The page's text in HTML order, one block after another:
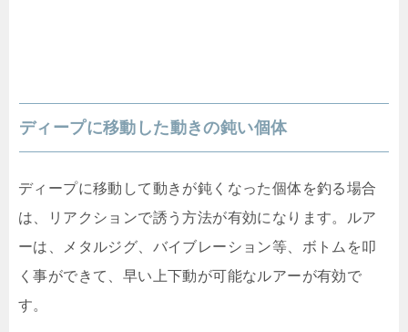
ディープに移動した動きの鈍い個体
ディープに移動して動きが鈍くなった個体を釣る場合
は、リアクションで誘う方法が有効になります。ルア
ーは、メタルジグ、バイブレーション等、ボトムを叩
く事ができて、早い上下動が可能なルアーが有効で
す。